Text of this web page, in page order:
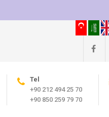
Tel
+90 212 494 25 70
+90 850 259 79 70